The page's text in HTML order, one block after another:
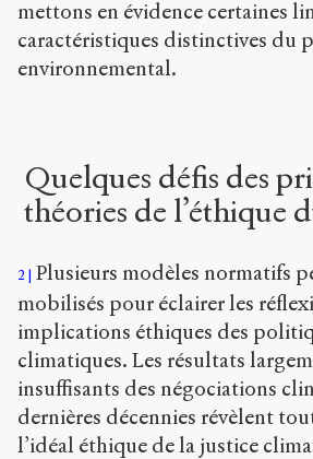
mettons en évidence certaines
caractéristiques distinctives du
environnemental.
Quelques défis des
théories de l’éthique
2 Plusieurs modèles normatifs
mobilisés pour éclairer les
implications éthiques des
climatiques. Les résultats
insuffisants des négociations
dernières décennies révèlent
l’idéal éthique de la justice